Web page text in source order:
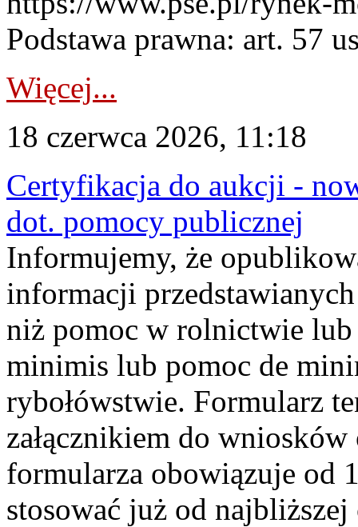
Podstawa prawna: art. 57
Więcej...
18 czerwca 2026, 11:18
Certyfikacja do aukcji -
dot. pomocy publicznej
Informujemy, że
informacji
niż pomoc w rolnictwie lub
minimis lub pomoc de
rybołówstwie. Formularz
załącznikiem do
formularza obowiązuje od
stosować już od